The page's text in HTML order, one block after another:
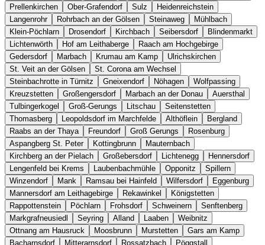
Prellenkirchen
Ober-Grafendorf Sulz
Heidenreichstein
Langenrohr
Rohrbach an der Gölsen Steinaweg
Mühlbach
Klein-Pöchlarn
Drosendorf Kirchbach Seibersdorf
Blindenmarkt
Lichtenwörth
Hof am Leithaberge
Raach am Hochgebirge
Gedersdorf
Marbach Krumau am Kamp
Ulrichskirchen
St. Veit an der Gölsen
St. Corona am Wechsel
Steinbachrotte in Türnitz
Gneixendorf Nöhagen
Wolfpassing
Kreuzstetten
Großengersdorf Marbach an der Donau
Auersthal
Tulbingerkogel
Groß-Gerungs Litschau
Seitenstetten
Thomasberg
Leopoldsdorf im Marchfelde Althöflein
Bergland
Raabs an der Thaya
Freundorf Groß Gerungs
Rosenburg
Aspangberg St. Peter
Kottingbrunn
Mauternbach
Kirchberg an der Pielach
Großebersdorf Lichtenegg
Hennersdorf
Lengenfeld bei Krems
Laubenbachmühle Opponitz
Spillern
Winzendorf
Mank Ramsau bei Hainfeld Wilfersdorf
Eggenburg
Mannersdorf am Leithagebirge
Rekawinkel
Königstetten
Rappottenstein
Pöchlarn Frohsdorf Schweinern
Senftenberg
Markgrafneusiedl
Seyring Alland Laaben
Weibnitz
Ottnang am Hausruck
Moosbrunn Murstetten
Gars am Kamp
Bacharnsdorf
Mitterarnsdorf Rossatzbach
Pöggstall